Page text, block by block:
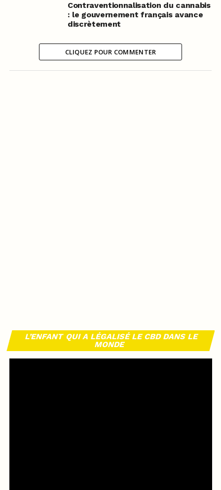
Contraventionnalisation du cannabis
: le gouvernement français avance
discrètement
CLIQUEZ POUR COMMENTER
L’ENFANT QUI A LÉGALISÉ LE CBD DANS LE
MONDE